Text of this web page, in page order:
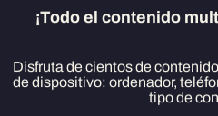
DESCARGAR
¡Todo el contenido
Disfruta de cientos de
de dispositivo: ordenador,
tipo de